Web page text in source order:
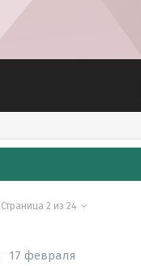
Страница 2 из 24
17 февраля